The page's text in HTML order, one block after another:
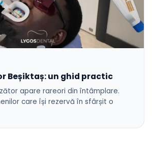
Beșiktaș: un ghid practic
apare rareori din întâmplare.
care își rezervă în sfârșit o